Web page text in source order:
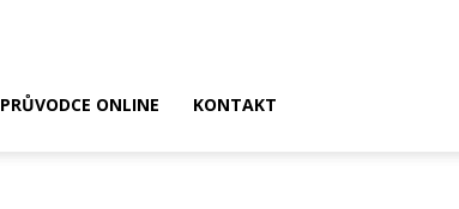
PRŮVODCE ONLINE KONTAKT